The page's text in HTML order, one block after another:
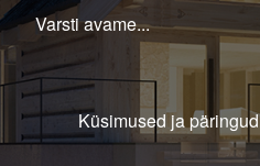
Varsti avame...
Küsimused ja